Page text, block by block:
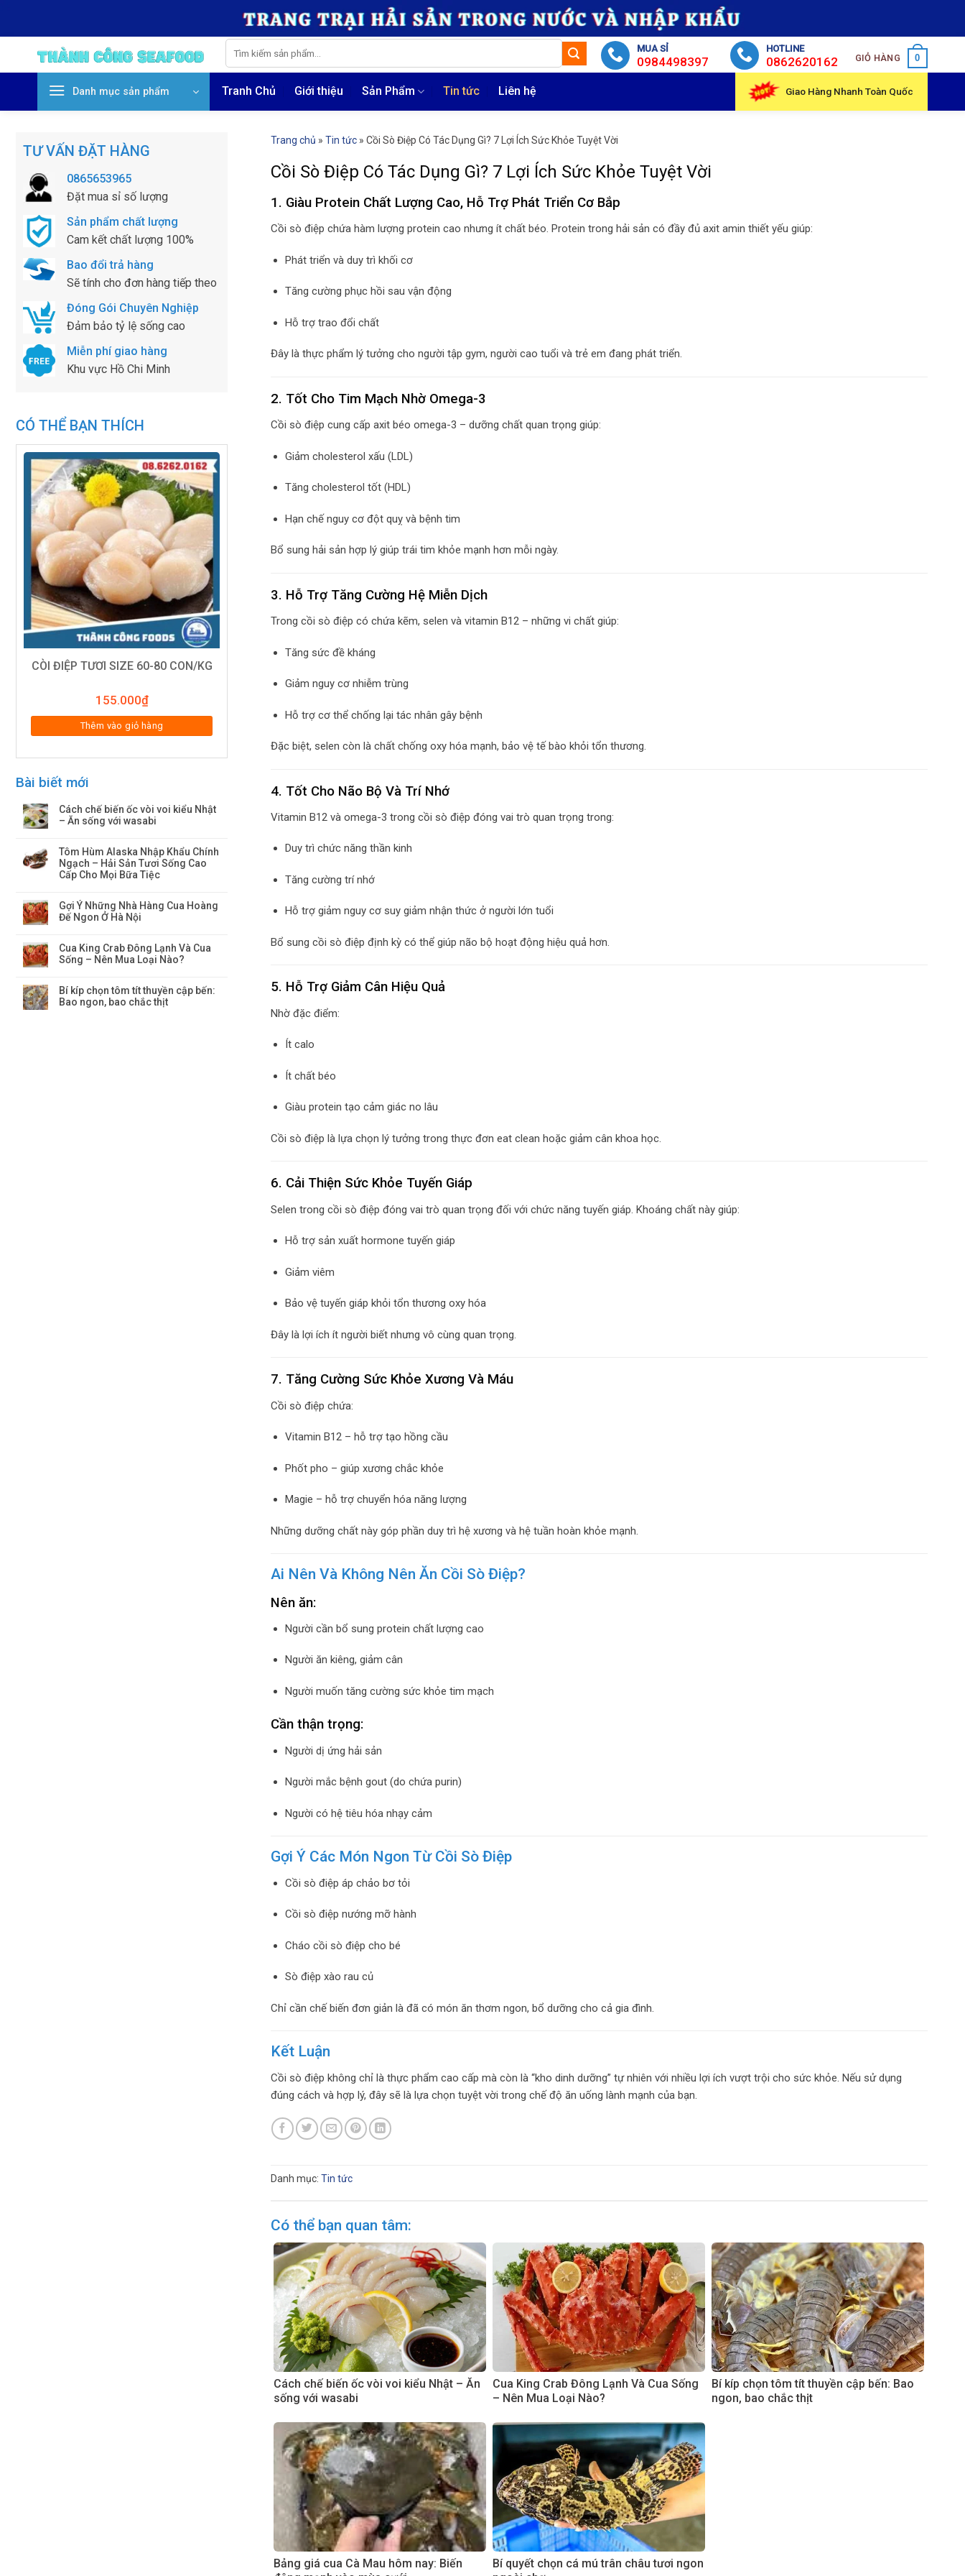
kiếm:
MUA SỈ
0984498397
HOTLINE
0862620162 GIỎ HÀNG 0
Danh mục sản phẩm Tranh Chủ Giới thiệu Sản Phẩm Tin tức Liên hệ Giao Hàng Nhanh Toàn Quốc
TƯ VẤN ĐẶT HÀNG
0865653965
Đặt mua sỉ số lượng
Sản phẩm chất lượng
Cam kết chất lượng 100%
Bao đổi trả hàng
Sẽ tính cho đơn hàng tiếp theo
Đóng Gói Chuyên Nghiệp
Đảm bảo tỷ lệ sống cao
Miễn phí giao hàng
Khu vực Hồ Chi Minh
CÓ THỂ BẠN THÍCH
CÒI ĐIỆP TƯƠI SIZE 60-80 CON/KG
155.000₫
Thêm vào giỏ hàng
Bài biết mới
Cách chế biến ốc vòi voi kiểu Nhật
– Ăn sống với wasabi
Tôm Hùm Alaska Nhập Khẩu Chính
Ngạch – Hải Sản Tươi Sống Cao
Cấp Cho Mọi Bữa Tiệc
Gợi Ý Những Nhà Hàng Cua Hoàng
Đế Ngon Ở Hà Nội
Cua King Crab Đông Lạnh Và Cua
Sống – Nên Mua Loại Nào?
Bí kíp chọn tôm tít thuyền cập bến:
Bao ngon, bao chắc thịt
Trang chủ » Tin tức » Cồi Sò Điệp Có Tác Dụng Gì? 7 Lợi Ích Sức Khỏe Tuyệt Vời
Cồi Sò Điệp Có Tác Dụng Gì? 7 Lợi Ích Sức Khỏe Tuyệt Vời
1. Giàu Protein Chất Lượng Cao, Hỗ Trợ Phát Triển Cơ Bắp
Cồi sò điệp chứa hàm lượng protein cao nhưng ít chất béo. Protein trong hải sản có đầy đủ axit amin thiết yếu giúp:
Phát triển và duy trì khối cơ
Tăng cường phục hồi sau vận động
Hỗ trợ trao đổi chất
Đây là thực phẩm lý tưởng cho người tập gym, người cao tuổi và trẻ em đang phát triển.
2. Tốt Cho Tim Mạch Nhờ Omega-3
Cồi sò điệp cung cấp axit béo omega-3 – dưỡng chất quan trọng giúp:
Giảm cholesterol xấu (LDL)
Tăng cholesterol tốt (HDL)
Hạn chế nguy cơ đột quỵ và bệnh tim
Bổ sung hải sản hợp lý giúp trái tim khỏe mạnh hơn mỗi ngày.
3. Hỗ Trợ Tăng Cường Hệ Miễn Dịch
Trong cồi sò điệp có chứa kẽm, selen và vitamin B12 – những vi chất giúp:
Tăng sức đề kháng
Giảm nguy cơ nhiễm trùng
Hỗ trợ cơ thể chống lại tác nhân gây bệnh
Đặc biệt, selen còn là chất chống oxy hóa mạnh, bảo vệ tế bào khỏi tổn thương.
4. Tốt Cho Não Bộ Và Trí Nhớ
Vitamin B12 và omega-3 trong cồi sò điệp đóng vai trò quan trọng trong:
Duy trì chức năng thần kinh
Tăng cường trí nhớ
Hỗ trợ giảm nguy cơ suy giảm nhận thức ở người lớn tuổi
Bổ sung cồi sò điệp định kỳ có thể giúp não bộ hoạt động hiệu quả hơn.
5. Hỗ Trợ Giảm Cân Hiệu Quả
Nhờ đặc điểm:
Ít calo
Ít chất béo
Giàu protein tạo cảm giác no lâu
Cồi sò điệp là lựa chọn lý tưởng trong thực đơn eat clean hoặc giảm cân khoa học.
6. Cải Thiện Sức Khỏe Tuyến Giáp
Selen trong cồi sò điệp đóng vai trò quan trọng đối với chức năng tuyến giáp. Khoáng chất này giúp:
Hỗ trợ sản xuất hormone tuyến giáp
Giảm viêm
Bảo vệ tuyến giáp khỏi tổn thương oxy hóa
Đây là lợi ích ít người biết nhưng vô cùng quan trọng.
7. Tăng Cường Sức Khỏe Xương Và Máu
Cồi sò điệp chứa:
Vitamin B12 – hỗ trợ tạo hồng cầu
Phốt pho – giúp xương chắc khỏe
Magie – hỗ trợ chuyển hóa năng lượng
Những dưỡng chất này góp phần duy trì hệ xương và hệ tuần hoàn khỏe mạnh.
Ai Nên Và Không Nên Ăn Cồi Sò Điệp?
Nên ăn:
Người cần bổ sung protein chất lượng cao
Người ăn kiêng, giảm cân
Người muốn tăng cường sức khỏe tim mạch
Cần thận trọng:
Người dị ứng hải sản
Người mắc bệnh gout (do chứa purin)
Người có hệ tiêu hóa nhạy cảm
Gợi Ý Các Món Ngon Từ Cồi Sò Điệp
Cồi sò điệp áp chảo bơ tỏi
Cồi sò điệp nướng mỡ hành
Cháo cồi sò điệp cho bé
Sò điệp xào rau củ
Chỉ cần chế biến đơn giản là đã có món ăn thơm ngon, bổ dưỡng cho cả gia đình.
Kết Luận
Cồi sò điệp không chỉ là thực phẩm cao cấp mà còn là “kho dinh dưỡng” tự nhiên với nhiều lợi ích vượt trội cho sức khỏe. Nếu sử dụng
đúng cách và hợp lý, đây sẽ là lựa chọn tuyệt vời trong chế độ ăn uống lành mạnh của bạn.
Danh mục: Tin tức
Có thể bạn quan tâm:
Cách chế biến ốc vòi voi kiểu Nhật – Ăn
sống với wasabi
Cua King Crab Đông Lạnh Và Cua Sống
– Nên Mua Loại Nào?
Bí kíp chọn tôm tít thuyền cập bến: Bao
ngon, bao chắc thịt
Bảng giá cua Cà Mau hôm nay: Biến
Bí quyết chọn cá mú trân châu tươi ngon